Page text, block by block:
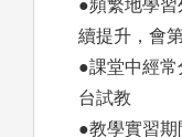
●頻繁地學
續提升，會
●課堂中經
台試教
●教學實習